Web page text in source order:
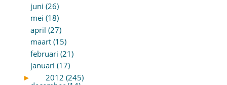
juni (26)
mei (18)
april (27)
maart (15)
februari (21)
januari (17)
►
2012 (245)